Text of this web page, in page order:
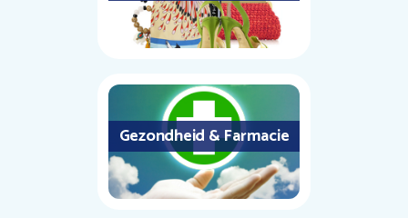
Gezondheid & Farmacie